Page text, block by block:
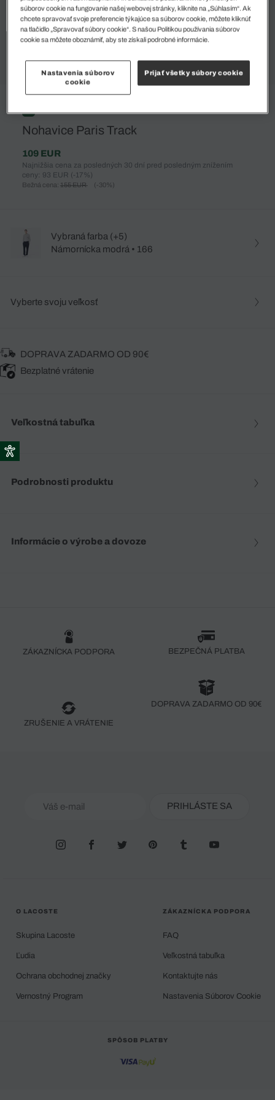
%
Nohavice Paris Track
109 EUR
Najnižšia cena za posledných 30 dní pred posledným znížením
ceny: 93 EUR (-17%)
Bežná cena: 155 EUR (-30%)
Vybraná farba (+5)
Námornícka modrá • 166
Vyberte svoju veľkosť
DOPRAVA ZADARMO OD 90€
Bezplatné vrátenie
Veľkostná tabuľka
Podrobnosti produktu
Informácie o výrobe a dovoze
ZÁKAZNÍCKA PODPORA BEZPEČNÁ PLATBA
ZRUŠENIE A VRÁTENIE
DOPRAVA ZADARMO OD 90€
PRIHLÁSTE SA
O LACOSTE
Skupina Lacoste
Ľudia
Ochrana obchodnej značky
Vernostný Program
ZÁKAZNÍCKA PODPORA
FAQ
Veľkostná tabuľka
Kontaktujte nás
Nastavenia Súborov Cookie
SPÔSOB PLATBY
súborov cookie na fungovanie našej webovej stránky, kliknite na „Súhlasím“. Ak
chcete spravovať svoje preferencie týkajúce sa súborov cookie, môžete kliknúť
na tlačidlo „Spravovať súbory cookie“. S našou Politikou používania súborov
cookie sa môžete oboznámiť, aby ste získali podrobné informácie.
Nastavenia súborov
cookie
Prijať všetky súbory cookie